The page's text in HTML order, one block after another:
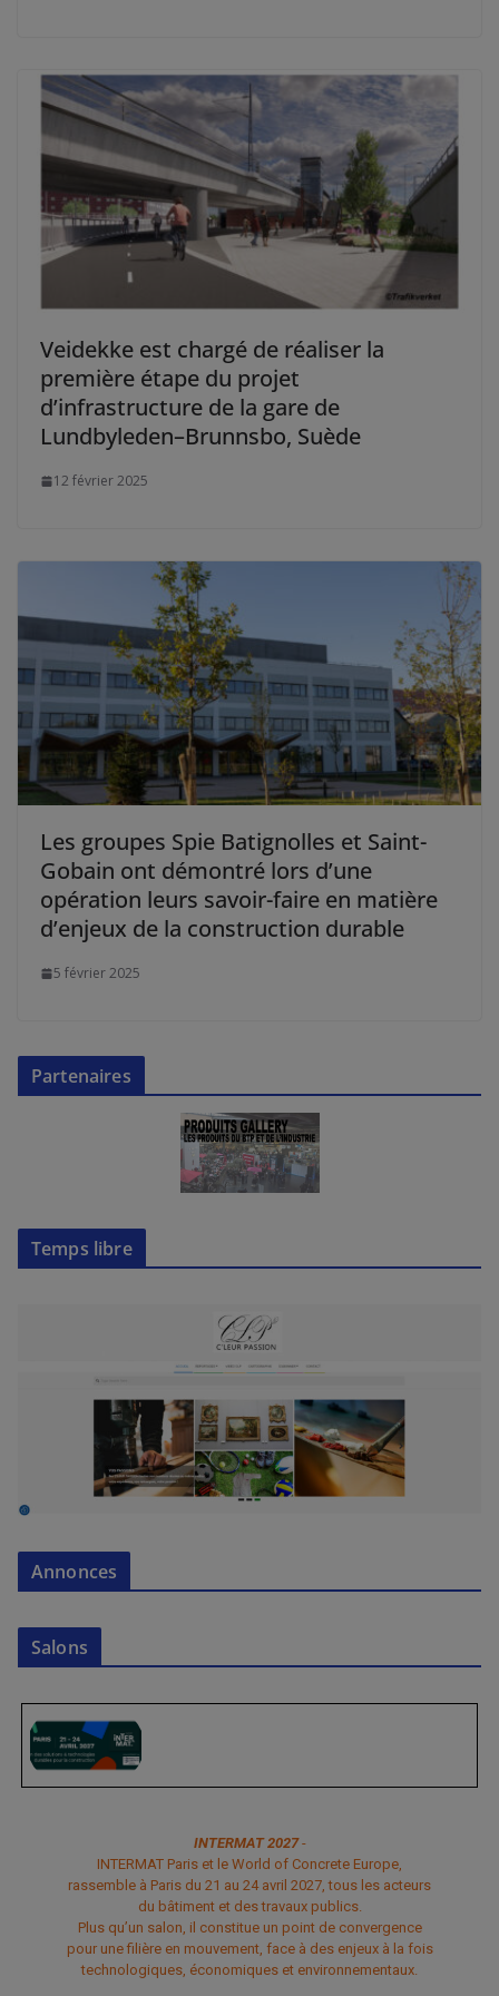
Veidekke est chargé de réaliser la
première étape du projet
d’infrastructure de la gare de
Lundbyleden–Brunnsbo, Suède
12 février 2025
Les groupes Spie Batignolles et Saint-
Gobain ont démontré lors d’une
opération leurs savoir-faire en matière
d’enjeux de la construction durable
5 février 2025
Partenaires
Temps libre
Annonces
Salons
INTERMAT 2027-
INTERMAT Paris et le World of Concrete Europe,
rassemble à Paris du 21 au 24 avril 2027, tous les acteurs
du bâtiment et des travaux publics.
Plus qu’un salon, il constitue un point de convergence
pour une filière en mouvement, face à des enjeux à la fois
technologiques, économiques et environnementaux.